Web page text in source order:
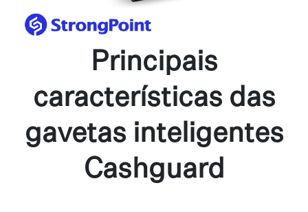
Principais
características das
gavetas inteligentes
Cashguard